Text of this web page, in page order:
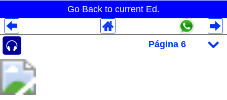
Go Back to current Ed.
Despliegues Analytics
Despliegues Totales
Despliegues por Rubros